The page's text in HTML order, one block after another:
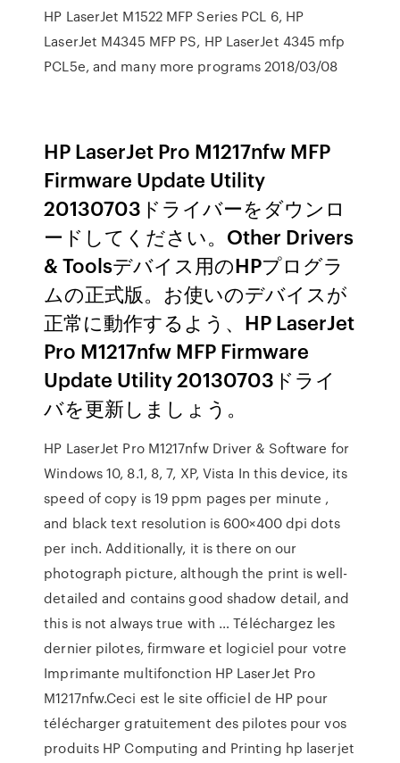
HP LaserJet M1522 MFP Series PCL 6, HP
LaserJet M4345 MFP PS, HP LaserJet 4345 mfp
PCL5e, and many more programs 2018/03/08
HP LaserJet Pro M1217nfw MFP
Firmware Update Utility
20130703ドライバーをダウンロ
ードしてください。Other Drivers
& Toolsデバイス用のHPプログラ
ムの正式版。お使いのデバイスが
正常に動作するよう、HP LaserJet
Pro M1217nfw MFP Firmware
Update Utility 20130703ドライ
バを更新しましょう。
HP LaserJet Pro M1217nfw Driver & Software for
Windows 10, 8.1, 8, 7, XP, Vista In this device, its
speed of copy is 19 ppm pages per minute ,
and black text resolution is 600×400 dpi dots
per inch. Additionally, it is there on our
photograph picture, although the print is well-
detailed and contains good shadow detail, and
this is not always true with … Téléchargez les
dernier pilotes, firmware et logiciel pour votre
Imprimante multifonction HP LaserJet Pro
M1217nfw.Ceci est le site officiel de HP pour
télécharger gratuitement des pilotes pour vos
produits HP Computing and Printing hp laserjet